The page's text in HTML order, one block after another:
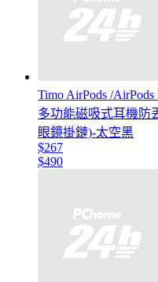
Timo AirPods /
多功能磁吸式耳機防
眼鏡掛鏈)-太空黑
$267
$490